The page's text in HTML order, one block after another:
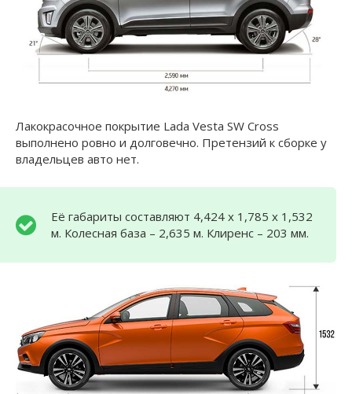
Лакокрасочное покрытие Lada Vesta SW Cross
выполнено ровно и долговечно. Претензий к сборке у
владельцев авто нет.
Её габариты составляют 4,424 х 1,785 х 1,532
м. Колесная база – 2,635 м. Клиренс – 203 мм.